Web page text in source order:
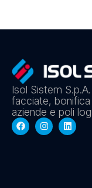
Isol Sistem
facciate,
aziende e poli